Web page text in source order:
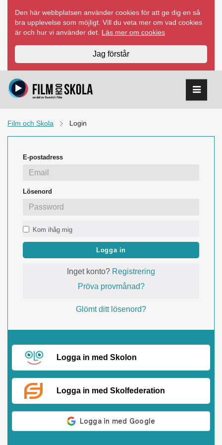
innehåll
Den här webbplatsen använder cookies för att ge dig en så
bra upplevelse som möjligt. Vill du veta mer om vad cookies
är och hur vi använder det. Läs mer om cookies
Jag förstår
Film och Skola Login
E-postadress
Lösenord
Kom ihåg mig
Logga in
Inget konto? Registrering
Pröva provmånad?
Glömt ditt lösenord?
Logga in med Skolon
Logga in med Skolfederation